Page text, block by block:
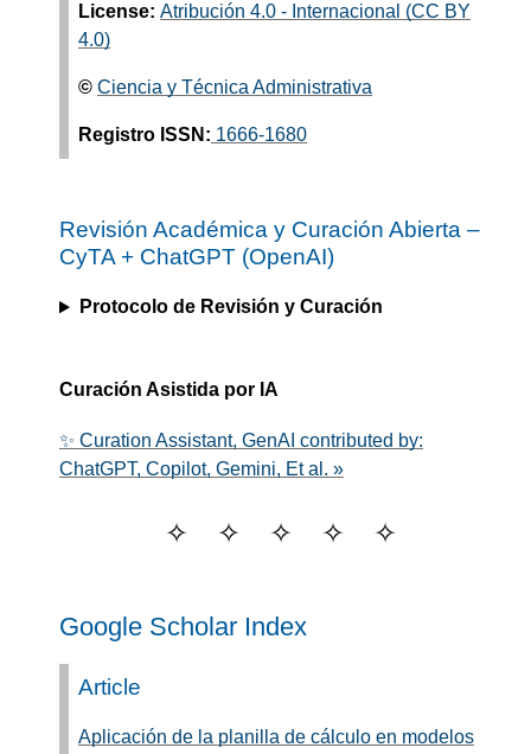
License: Atribución 4.0 - Internacional (CC BY
4.0)
© Ciencia y Técnica Administrativa
Registro ISSN: 1666-1680
Revisión Académica y Curación Abierta –
CyTA+ ChatGPT (OpenAI)
Protocolo de Revisión y Curación
Curación Asistida por IA
✨ Curation Assistant, GenAI contributed by:
ChatGPT, Copilot, Gemini, Et al. »
Google Scholar Index
Article
Aplicación de la planilla de cálculo en modelos